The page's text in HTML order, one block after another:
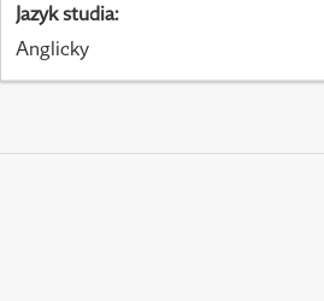
Jazyk studia:
Anglicky